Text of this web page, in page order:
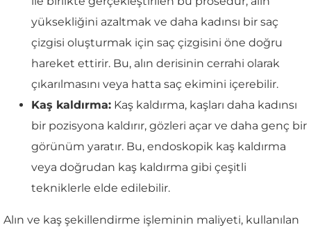
yüksekliğini azaltmak ve daha kadınsı bir saç
çizgisi oluşturmak için saç çizgisini öne doğru
hareket ettirir. Bu, alın derisinin cerrahi olarak
çıkarılmasını veya hatta saç ekimini içerebilir.
Kaş kaldırma: Kaş kaldırma, kaşları daha kadınsı
bir pozisyona kaldırır, gözleri açar ve daha genç bir
görünüm yaratır. Bu, endoskopik kaş kaldırma
veya doğrudan kaş kaldırma gibi çeşitli
tekniklerle elde edilebilir.
Alın ve kaş şekillendirme işleminin maliyeti, kullanılan